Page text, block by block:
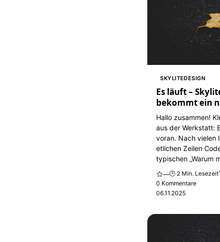
SKYLITEDESIGN
Es läuft –
bekommt ein
Hallo zusammen!
aus der Werkstatt:
voran. Nach vielen
etlichen Zeilen
typischen „Warum
—🕒 2 Min. Lesezeit
0 Kommentare
06.11.2025